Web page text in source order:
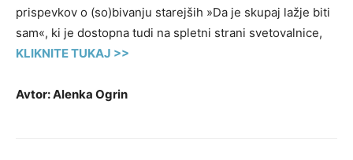
prispevkov o (so)bivanju starejših »Da je skupaj lažje biti
sam«, ki je dostopna tudi na spletni strani svetovalnice,
KLIKNITE TUKAJ >>
Avtor: Alenka Ogrin